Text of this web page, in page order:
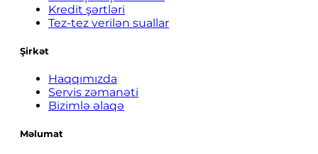
Kredit şərtləri
Tez-tez verilən suallar
Şirkət
Haqqımızda
Servis zəmanəti
Bizimlə əlaqə
Məlumat